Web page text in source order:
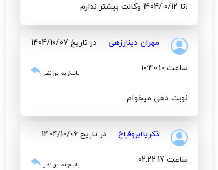
،تا 1404/10/12 وکالت بیشتر ندارم
مهران دینارزهی
در تاریخ 1404/10/07
ساعت 10:40:10
پاسخ به این نظر
نوبت دهی میخوام
ذکریاابروفراخ
در تاریخ 1404/10/06
ساعت 02:22:17
پاسخ به این نظر